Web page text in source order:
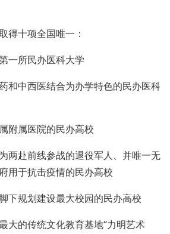
得十项全国唯一：
一所民办医科大学
和中西医结合为办学特色的民办医科
附属医院的民办高校
两赴前线参战的退役军人、并唯一无
用于抗击疫情的民办高校
下规划建设最大校园的民办高校
大的传统文化教育基地“力明艺术